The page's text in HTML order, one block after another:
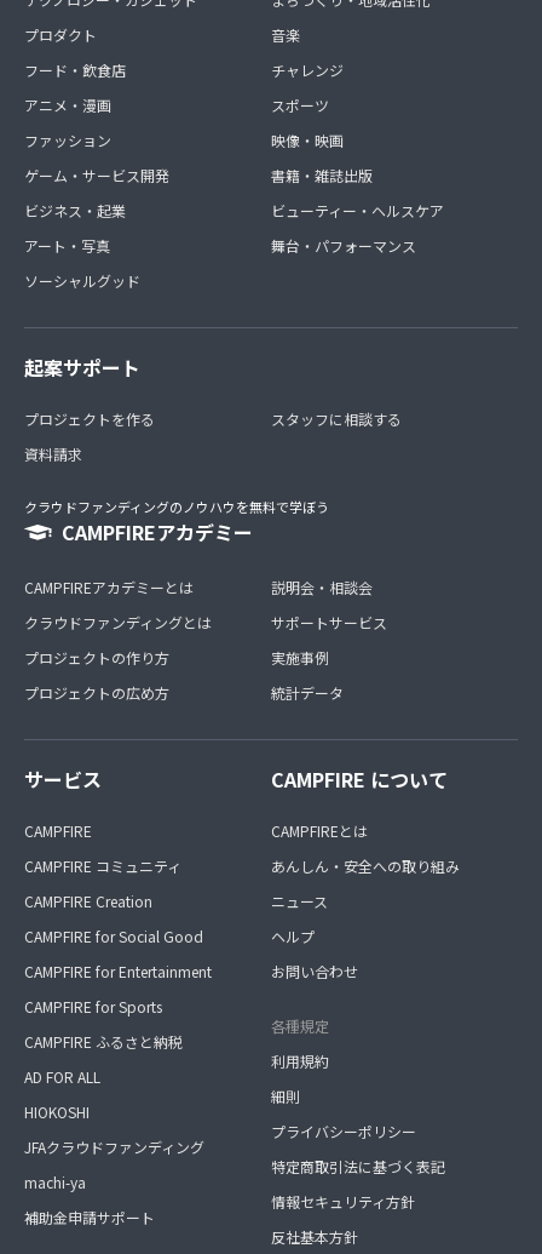
プロダクト
フード・飲食店
アニメ・漫画
ファッション
ゲーム・サービス開発
ビジネス・起業
アート・写真
ソーシャルグッド
音楽
チャレンジ
スポーツ
映像・映画
書籍・雑誌出版
ビューティー・ヘルスケア
舞台・パフォーマンス
起案サポート
プロジェクトを作る
資料請求
スタッフに相談する
クラウドファンディングのノウハウを無料で学ぼう
CAMPFIREアカデミー
CAMPFIREアカデミーとは
クラウドファンディングとは
プロジェクトの作り方
プロジェクトの広め方
説明会・相談会
サポートサービス
実施事例
統計データ
サービス
CAMPFIRE
CAMPFIRE コミュニティ
CAMPFIRE Creation
CAMPFIRE for Social Good
CAMPFIRE for Entertainment
CAMPFIRE for Sports
CAMPFIRE ふるさと納税
AD FOR ALL
HIOKOSHI
JFAクラウドファンディング
machi-ya
補助金申請サポート
CAMPFIRE について
CAMPFIREとは
あんしん・安全への取り組み
ニュース
ヘルプ
お問い合わせ
各種規定
利用規約
細則
プライバシーポリシー
特定商取引法に基づく表記
情報セキュリティ方針
反社基本方針